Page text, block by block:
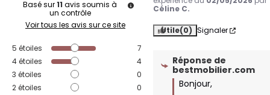
Basé sur11 avis soumis à
un contrôle
Voir tous les avis sur ce site
5 étoiles
7
4étoiles
4
3 étoiles
0
2étoiles
0
Céline C.
Utile(0) Signaler
Réponse de
bestmobilier.com
Bonjour,